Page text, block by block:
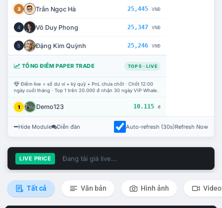
3 Trần Ngọc Hà 25,445 VNĐ
4 Võ Duy Phong 25,347 VNĐ
5 Đặng Kim Quỳnh 25,246 VNĐ
TỔNG ĐIỂM PAPER TRADE TOP 5 · LIVE
Điểm live = số dư ví + ký quỹ + PnL chưa chốt · Chốt 12:00
ngày cuối tháng · Top 1 trên 20.000 đ nhận 30 ngày VIP Whale.
1 Demo123 10.115 đ
Hide Module Diễn đàn Auto-refresh (30s)Refresh Now
LIVE PRICE Đang tải giá live...
Tất cả Văn bản Hình ảnh Video